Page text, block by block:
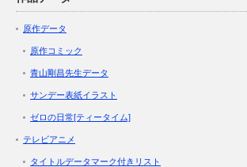
原作データ
原作コミック
青山剛昌先生データ
サンデー表紙イラスト
ゼロの日常[ティータイム]
テレビアニメ
タイトルデータマーク付きリスト